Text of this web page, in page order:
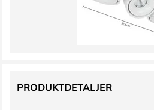
PRODUKTDETALJER